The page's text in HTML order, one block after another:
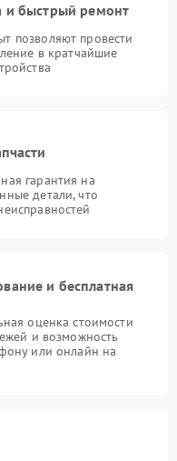
и быстрый ремонт
позволяют провести
в кратчайшие
гарантия на
детали, что
и бесплатная
оценка стоимости
и возможность
или онлайн на